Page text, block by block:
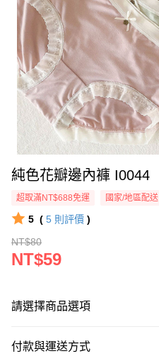
純色花瓣邊內褲 I0044
超取滿NT$688免運 國家/地區配送
5 ( 5 則評價 )
NT$80
NT$59
請選擇商品選項
付款與運送方式